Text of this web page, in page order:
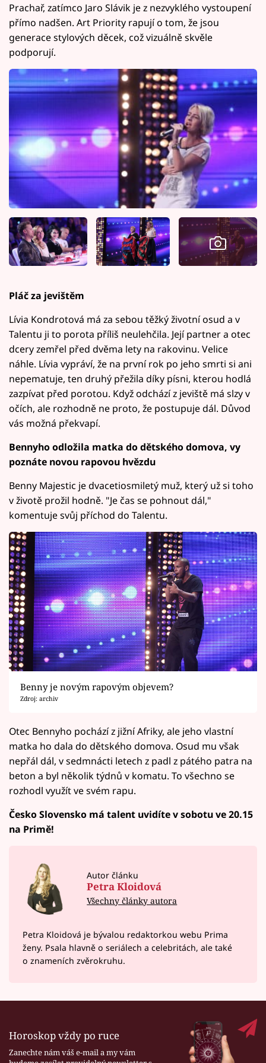
Prachař, zatímco Jaro Slávik je z nezvyklého vystoupení
přímo nadšen. Art Priority rapují o tom, že jsou
generace stylových děcek, což vizuálně skvěle
podporují.
Pláč za jevištěm
Lívia Kondrotová má za sebou těžký životní osud a v
Talentu ji to porota příliš neulehčila. Její partner a otec
dcery zemřel před dvěma lety na rakovinu. Velice
náhle. Lívia vypráví, že na první rok po jeho smrti si ani
nepematuje, ten druhý přežila díky písni, kterou hodlá
zazpívat před porotou. Když odchází z jeviště má slzy v
očích, ale rozhodně ne proto, že postupuje dál. Důvod
vás možná překvapí.
Bennyho odložila matka do dětského domova, vy
poznáte novou rapovou hvězdu
Benny Majestic je dvacetiosmiletý muž, který už si toho
v životě prožil hodně. "Je čas se pohnout dál,"
komentuje svůj příchod do Talentu.
Benny je novým rapovým objevem?
Zdroj: archiv
Otec Bennyho pochází z jižní Afriky, ale jeho vlastní
matka ho dala do dětského domova. Osud mu však
nepřál dál, v sedmnácti letech z padl z pátého patra na
beton a byl několik týdnů v komatu. To všechno se
rozhodl využít ve svém rapu.
Česko Slovensko má talent uvidíte v sobotu ve 20.15
na Primě!
Autor článku
Petra Kloidová
Všechny články autora
Petra Kloidová je bývalou redaktorkou webu Prima
ženy. Psala hlavně o seriálech a celebritách, ale také
o znameních zvěrokruhu.
Horoskop vždy po ruce
Zanechte nám váš e-mail a my vám